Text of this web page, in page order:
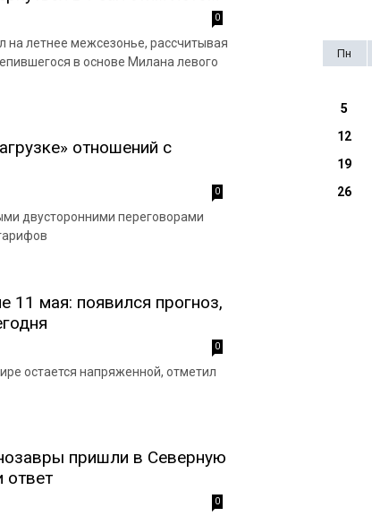
0
на летнее межсезонье, рассчитывая
в основе Милана левого
отношений с
0
двусторонними переговорами
11 мая: появился прогноз,
0
остается напряженной, отметил
пришли в Северную
ответ
0
Пн
5
12
19
26